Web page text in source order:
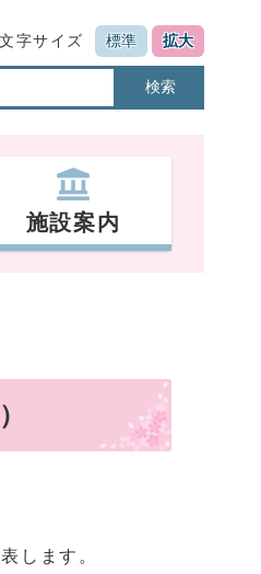
文字サイズ 標準 拡大
検索
施設案内
します。